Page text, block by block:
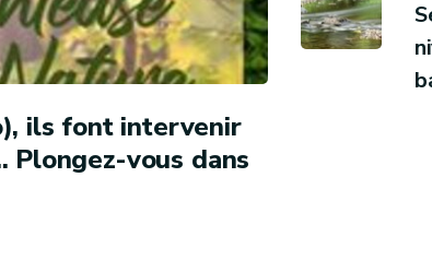
ils font intervenir
Plongez-vous dans